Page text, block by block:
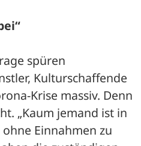
spüren
Kulturschaffende
Krise massiv. Denn
„Kaum jemand ist in
Einnahmen zu